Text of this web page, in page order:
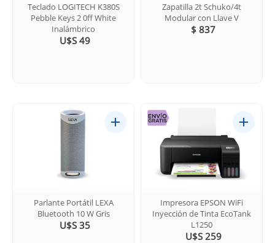
Teclado LOGITECH K380S
Pebble Keys 2 0ff White
Inalámbrico
U$S 49
Zapatilla 2t Schuko/4t
Modular con Llave V
$ 837
Parlante Portátil LEXA
Bluetooth 10 W Gris
U$S 35
Impresora EPSON WiFi
Inyección de Tinta EcoTank
L1250
U$S 259